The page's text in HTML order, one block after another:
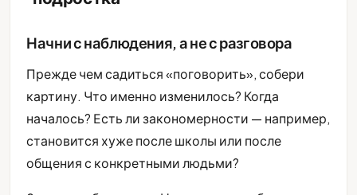
Начни с наблюдения, а не с разговора
Прежде чем садиться «поговорить», собери
картину. Что именно изменилось? Когда
началось? Есть ли закономерности — например,
становится хуже после школы или после
общения с конкретными людьми?